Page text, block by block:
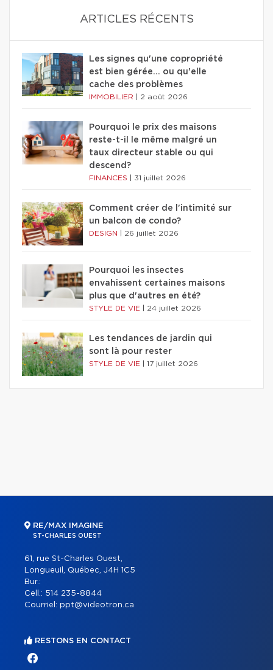
ARTICLES RÉCENTS
Les signes qu'une copropriété
est bien gérée… ou qu'elle
cache des problèmes
IMMOBILIER 2 août 2026
Pourquoi le prix des maisons
reste-t-il le même malgré un
taux directeur stable ou qui
descend?
FINANCES 31 juillet 2026
Comment créer de l'intimité sur
un balcon de condo?
DESIGN 26 juillet 2026
Pourquoi les insectes
envahissent certaines maisons
plus que d'autres en été?
STYLE DE VIE 24 juillet 2026
Les tendances de jardin qui
sont là pour rester
STYLE DE VIE 17 juillet 2026
RE/MAX IMAGINE
ST-CHARLES OUEST
61, rue St-Charles Ouest,
Longueuil, Québec, J4H 1C5
Bur.:
Cell.: 514 235-8844
Courriel: ppt@videotron.ca
RESTONS EN CONTACT